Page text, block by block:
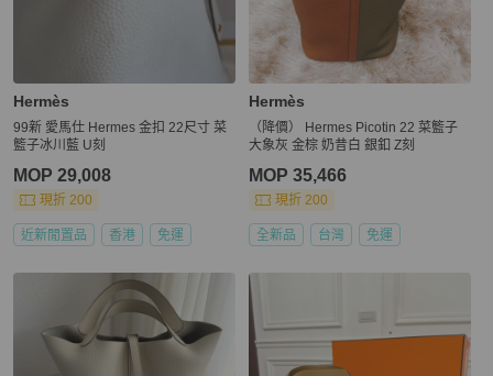
Hermès
99新 愛馬仕 Hermes 金扣 22尺寸 菜
籃子冰川藍 U刻
MOP 29,008
現折 200
近新閒置品 香港 免運
Hermès
（降價） Hermes Picotin 22 菜籃子
大象灰 金棕 奶昔白 銀釦 Z刻
MOP 35,466
現折 200
全新品 台灣 免運